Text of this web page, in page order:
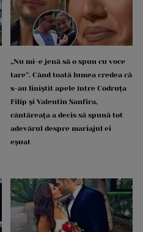
„Nu mi-e jenă să o spun cu voce
tare”. Când toată lumea credea că
s-au liniștit apele între Codruța
Filip și Valentin Sanfira,
cântăreața a decis să spună tot
adevărul despre mariajul ei
eșuat